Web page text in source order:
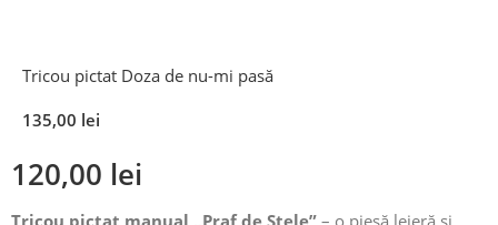
Tricou pictat Doza de nu-mi pasă
135,00 lei
120,00 lei